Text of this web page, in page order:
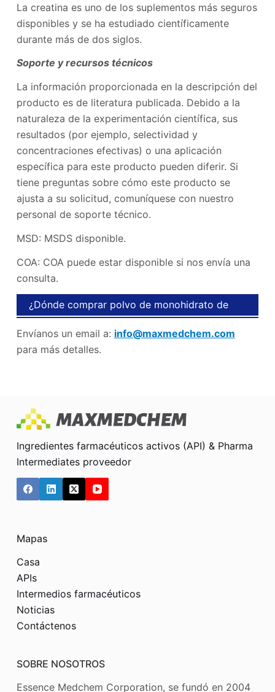
La creatina es uno de los suplementos más seguros
disponibles y se ha estudiado científicamente
durante más de dos siglos.
Soporte y recursos técnicos
La información proporcionada en la descripción del
producto es de literatura publicada. Debido a la
naturaleza de la experimentación científica, sus
resultados (por ejemplo, selectividad y
concentraciones efectivas) o una aplicación
específica para este producto pueden diferir. Si
tiene preguntas sobre cómo este producto se
ajusta a su solicitud, comuníquese con nuestro
personal de soporte técnico.
MSD: MSDS disponible.
COA: COA puede estar disponible si nos envía una
consulta.
¿Dónde comprar polvo de monohidrato de
Envíanos un email a: info@maxmedchem.com
para más detalles.
Ingredientes farmacéuticos activos (API) & Pharma
Intermediates proveedor
Mapas
Casa
APIs
Intermedios farmacéuticos
Noticias
Contáctenos
SOBRE NOSOTROS
Essence Medchem Corporation, se fundó en 2004